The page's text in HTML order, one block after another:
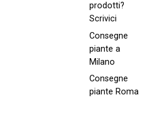
prodotti?
Scrivici
Consegne
piante a
Milano
Consegne
piante Roma